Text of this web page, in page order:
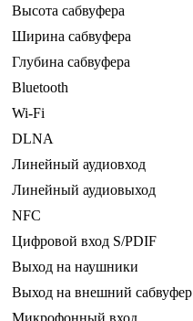
Высота сабвуфера
Ширина сабвуфера
Глубина сабвуфера
Bluetooth
Wi-Fi
DLNA
Линейный аудиовход
Линейный аудиовыход
NFC
Цифровой вход S/PDIF
Выход на наушники
Выход на внешний сабвуфер